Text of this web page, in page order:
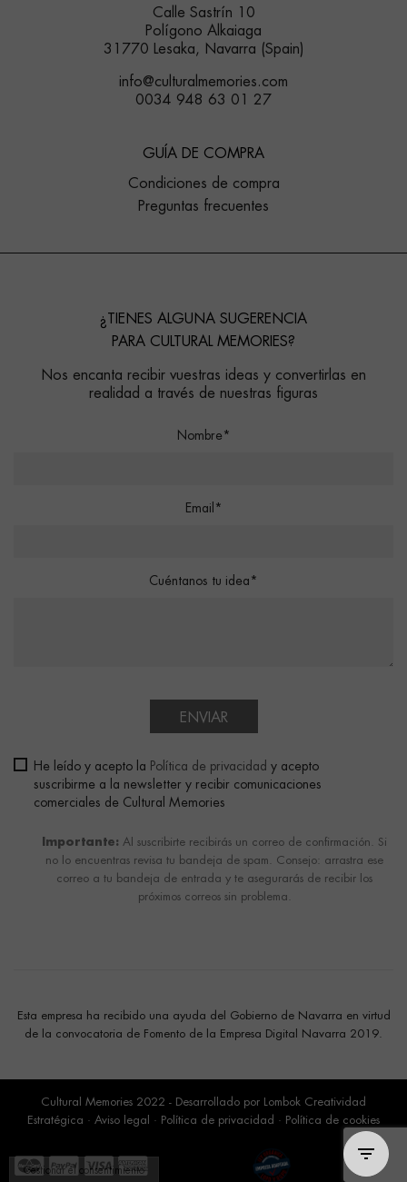
Calle Sastrín 10
Polígono Alkaiaga
31770 Lesaka, Navarra (Spain)
info@culturalmemories.com
0034 948 63 01 27
GUÍA DE COMPRA
Condiciones de compra
Preguntas frecuentes
¿TIENES ALGUNA SUGERENCIA
PARA CULTURAL MEMORIES?
Nos encanta recibir vuestras ideas y convertirlas en
realidad a través de nuestras figuras
Nombre*
Email*
Cuéntanos tu idea*
ENVIAR
He leído y acepto la Política de privacidad y acepto
suscribirme a la newsletter y recibir comunicaciones
comerciales de Cultural Memories
Importante: Al suscribirte recibirás un correo de confirmación. Si
no lo encuentras revisa tu bandeja de spam. Consejo: arrastra ese
correo a tu bandeja de entrada y te asegurarás de recibir los
próximos correos sin problema.
Esta empresa ha recibido una ayuda del Gobierno de Navarra en virtud
de la convocatoria de Fomento de la Empresa Digital Navarra 2019.
Cultural Memories 2022 - Desarrollado por Lombok Creatividad
Estratégica · Aviso legal · Política de privacidad · Política de cookies
Gestionar el consentimiento